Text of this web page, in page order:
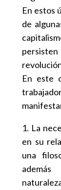
En estos
de
persisten
En este
1. La
en su
una